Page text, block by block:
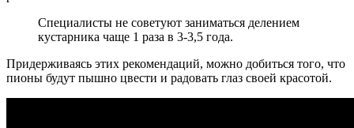
Специалисты не советуют заниматься делением
кустарника чаще 1 раза в 3-3,5 года.
Придерживаясь этих рекомендаций, можно добиться того, что
пионы будут пышно цвести и радовать глаз своей красотой.